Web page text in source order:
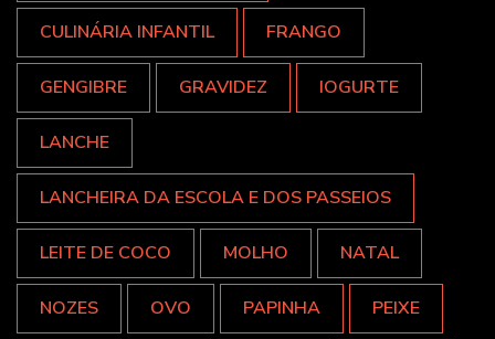
CULINÁRIA INFANTIL FRANGO
GENGIBRE GRAVIDEZ IOGURTE
LANCHE
LANCHEIRA DA ESCOLA E DOS PASSEIOS
LEITE DE COCO MOLHO NATAL
NOZES OVO PAPINHA PEIXE